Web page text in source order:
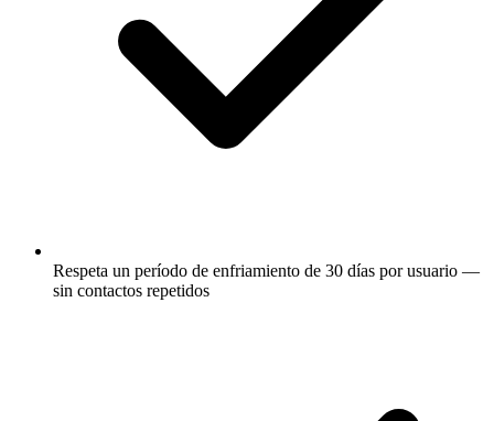
Respeta un período de enfriamiento de 30 días por usuario —
sin contactos repetidos